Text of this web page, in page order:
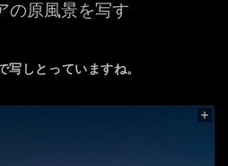
の原風景を写す
しとっていますね。